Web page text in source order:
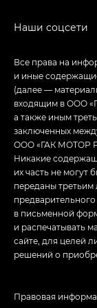
в
Все права на
и иные
(далее —
входящим в ООО
а также иным
заключенных
ООО «ГАК МОТОР
Никакие
их часть не могут
переданы третьим
в письменной
и распечатывать
сайте, для целей
решений о
Правовая